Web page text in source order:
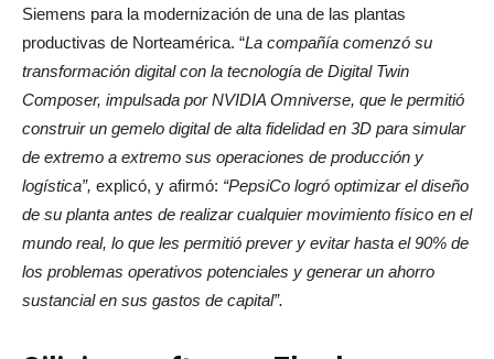
Siemens para la modernización de una de las plantas
productivas de Norteamérica. “La compañía comenzó su
transformación digital con la tecnología de Digital Twin
Composer, impulsada por NVIDIA Omniverse, que le permitió
construir un gemelo digital de alta fidelidad en 3D para simular
de extremo a extremo sus operaciones de producción y
logística”, explicó, y afirmó: “PepsiCo logró optimizar el diseño
de su planta antes de realizar cualquier movimiento físico en el
mundo real, lo que les permitió prever y evitar hasta el 90% de
los problemas operativos potenciales y generar un ahorro
sustancial en sus gastos de capital”.